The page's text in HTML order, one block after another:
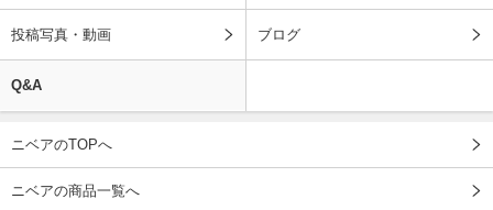
投稿写真・動画 ブログ
Q&A
ニベアのTOPへ
ニベアの商品一覧へ